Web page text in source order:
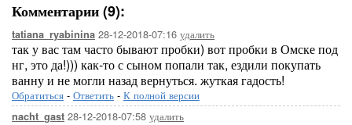
Комментарии (9):
tatiana_ryabinina 28-12-2018-07:16 удалить
так у вас там часто бывают пробки) вот пробки в Омске под
нг, это да!))) как-то с сыном попали так, ездили покупать
ванну и не могли назад вернуться. жуткая гадость!
Обратиться - Ответить - К полной версии
nacht_gast 28-12-2018-07:58 удалить